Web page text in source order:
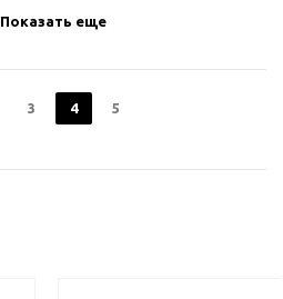
Показать еще
3 4 5